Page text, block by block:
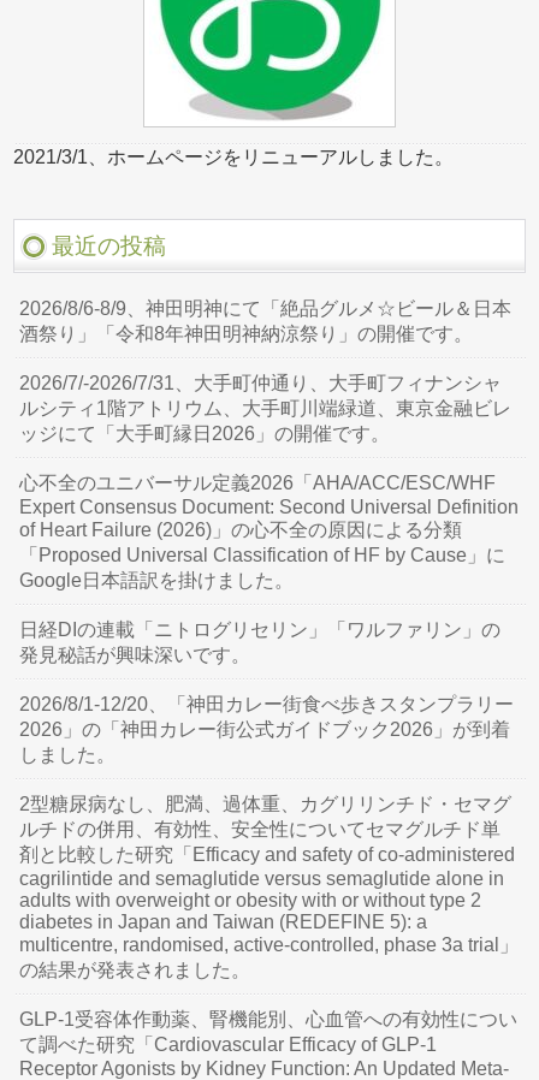
2021/3/1、ホームページをリニューアルしました。
最近の投稿
2026/8/6-8/9、神田明神にて「絶品グルメ☆ビール＆日本
酒祭り」「令和8年神田明神納涼祭り」の開催です。
2026/7/-2026/7/31、大手町仲通り、大手町フィナンシャ
ルシティ1階アトリウム、大手町川端緑道、東京金融ビレ
ッジにて「大手町縁日2026」の開催です。
心不全のユニバーサル定義2026「AHA/ACC/ESC/WHF
Expert Consensus Document: Second Universal Definition
of Heart Failure (2026)」の心不全の原因による分類
「Proposed Universal Classification of HF by Cause」に
Google日本語訳を掛けました。
日経DIの連載「ニトログリセリン」「ワルファリン」の
発見秘話が興味深いです。
2026/8/1-12/20、「神田カレー街食べ歩きスタンプラリー
2026」の「神田カレー街公式ガイドブック2026」が到着
しました。
2型糖尿病なし、肥満、過体重、カグリリンチド・セマグ
ルチドの併用、有効性、安全性についてセマグルチド単
剤と比較した研究「Efficacy and safety of co-administered
cagrilintide and semaglutide versus semaglutide alone in
adults with overweight or obesity with or without type 2
diabetes in Japan and Taiwan (REDEFINE 5): a
multicentre, randomised, active-controlled, phase 3a trial」
の結果が発表されました。
GLP-1受容体作動薬、腎機能別、心血管への有効性につい
て調べた研究「Cardiovascular Efficacy of GLP-1
Receptor Agonists by Kidney Function: An Updated Meta-